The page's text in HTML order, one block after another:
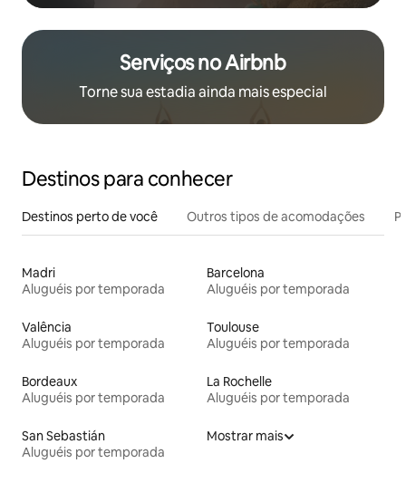
Serviços no Airbnb
Torne sua estadia ainda mais especial
Destinos para conhecer
Destinos perto de você Outros tipos de acomodações
Madri
Aluguéis por temporada
Barcelona
Aluguéis por temporada
Valência
Aluguéis por temporada
Toulouse
Aluguéis por temporada
Bordeaux
Aluguéis por temporada
La Rochelle
Aluguéis por temporada
San Sebastián
Aluguéis por temporada
Mostrar mais